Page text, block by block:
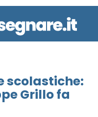
scolastiche:
Grillo fa